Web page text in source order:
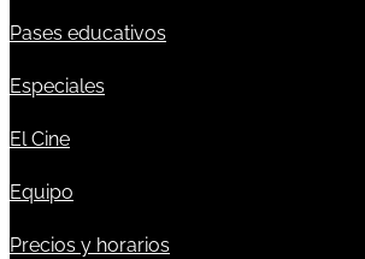
Pases educativos
Especiales
El Cine
Equipo
Precios y horarios